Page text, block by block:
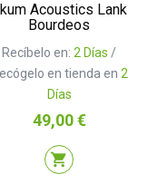
Acoustics Lank
Bourdeos
Recíbelo en: 2 Días /
en tienda en 2
Días
Precio
49,00 €
shopping_cart